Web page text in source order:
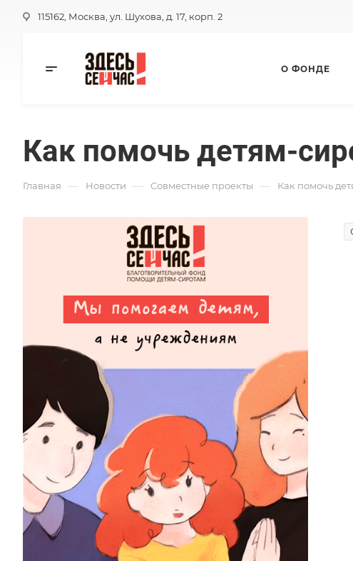
115162, Москва, ул. Шухова, д. 17, корп. 2
О ФОНДЕ
Как помочь детям-
Главная — Новости — Совместные проекты — Как помочь